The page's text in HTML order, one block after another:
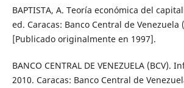
BAPTISTA, A. Teoría económica del
ed. Caracas: Banco Central de Venezuela
[Publicado originalmente en 1997].
BANCO CENTRAL DE VENEZUELA (BCV).
2010. Caracas: Banco Central de